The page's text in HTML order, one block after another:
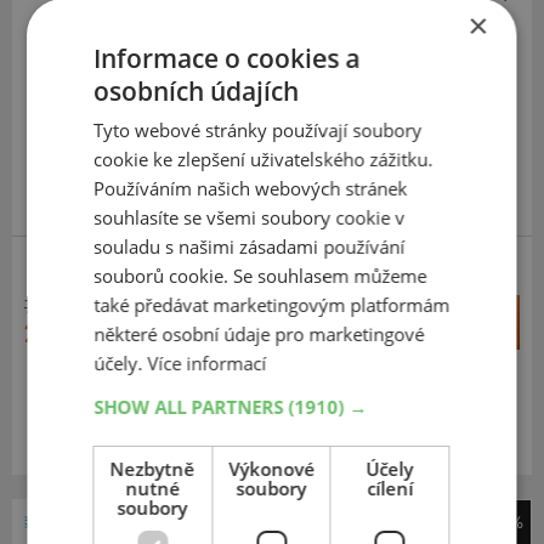
235 65 R18 110H
7 835 Kč
2 990 Kč
+
–
Na prodejně v Opavě do 2 dnů.
-60%
×
Informace o cookies a
osobních údajích
Tyto webové stránky používají soubory
cookie ke zlepšení uživatelského zážitku.
Používáním našich webových stránek
souhlasíte se všemi soubory cookie v
souladu s našimi zásadami používání
souborů cookie. Se souhlasem můžeme
také předávat marketingovým platformám
některé osobní údaje pro marketingové
účely.Více informací
SHOW ALL PARTNERS(1910) →
Nezbytně
nutné
soubory
Výkonové
soubory
Účely
cílení